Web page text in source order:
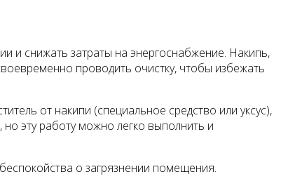
и снижать затраты на энергоснабжение. Накипь,
проводить очистку, чтобы избежать
от накипи (специальное средство или уксус),
, но эту работу можно легко выполнить и
о загрязнении помещения.